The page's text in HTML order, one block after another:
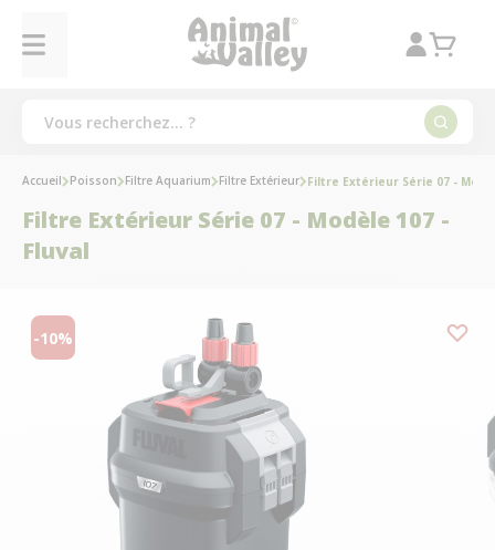
Accueil Poisson Filtre Aquarium Filtre Extérieur Filtre Extérieur Série 07 -
Filtre Extérieur Série 07 - Modèle 107 -
Fluval
-10%